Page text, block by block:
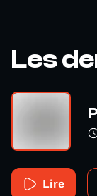
Les
Lire